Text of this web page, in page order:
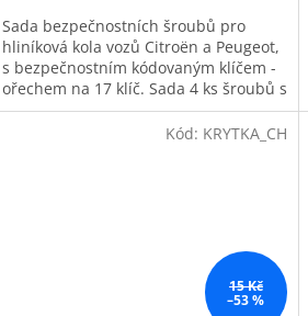
Sada bezpečnostních šroubů pro
hliníková kola vozů Citroën a Peugeot,
s bezpečnostním kódovaným klíčem -
ořechem na 17 klíč. Sada 4 ks šroubů s
kódováním pomocí kolíků. Vhodné...
15 Kč
–53 %
Kód: KRYTKA_CH